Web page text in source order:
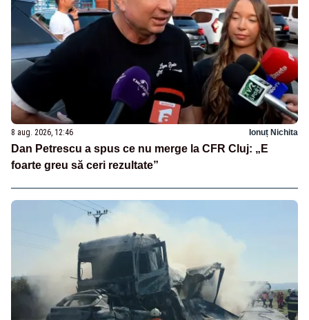
8 aug. 2026, 12:46 Ionuț Nichita
Dan Petrescu a spus ce nu merge la CFR Cluj: „E
foarte greu să ceri rezultate”